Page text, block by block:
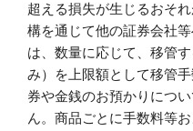
超える損失が生じるおそ
構を通じて他の証券会社
は、数量に応じて、移管
み）を上限額として移管
券や金銭のお預かりにつ
ん。商品ごとに手数料等